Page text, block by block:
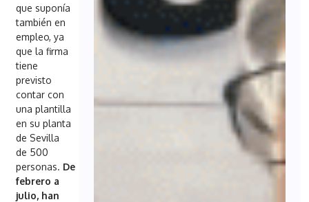
que suponía
también en
empleo, ya
que la firma
tiene
previsto
contar con
una plantilla
en su planta
de Sevilla
de 500
personas. De
febrero a
julio, han